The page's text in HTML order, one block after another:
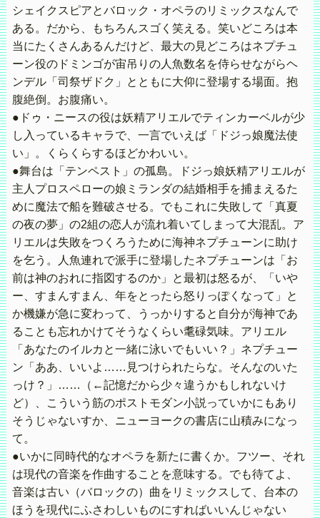
シェイクスピアとバロック・オペラのリミックスなんで
ある。だから、もちろんスゴく笑える。笑いどころは本
当にたくさんあるんだけど、最大の見どころはネプチュ
ーン役のドミンゴが宙吊りの人魚数名を侍らせながらヘ
ンデル「司祭ザドク」とともに大仰に登場する場面。抱
腹絶倒。お腹痛い。
●ドゥ・ニースの役は妖精アリエルでティンカーベルが少
し入っているキャラで、一言でいえば「ドジっ娘魔法使
い」。くらくらするほどかわいい。
●舞台は「テンペスト」の孤島。ドジっ娘妖精アリエルが
主人プロスペローの娘ミランダの結婚相手を捕まえるた
めに魔法で船を難破させる。でもこれに失敗して「真夏
の夜の夢」の2組の恋人が流れ着いてしまって大混乱。ア
リエルは失敗をつくろうために海神ネプチューンに助け
を乞う。人魚連れで派手に登場したネプチューンは「お
前は神のおれに指図するのか」と最初は怒るが、「いや
ー、すまんすまん、年をとったら怒りっぽくなって」と
か機嫌が急に変わって、うっかりすると自分が海神であ
ることも忘れかけてそうなくらい耄碌気味。アリエル
「あなたのイルカと一緒に泳いでもいい？」ネプチュー
ン「ああ、いいよ……見つけられたらな。そんなのいた
っけ？」……（←記憶だから少々違うかもしれないけ
ど）、こういう筋のポストモダン小説っていかにもあり
そうじゃないすか、ニューヨークの書店に山積みになっ
て。
●いかに同時代的なオペラを新たに書くか。フツー、それ
は現代の音楽を作曲することを意味する。でも待てよ、
音楽は古い（バロックの）曲をリミックスして、台本の
ほうを現代にふさわしいものにすればいいんじゃない